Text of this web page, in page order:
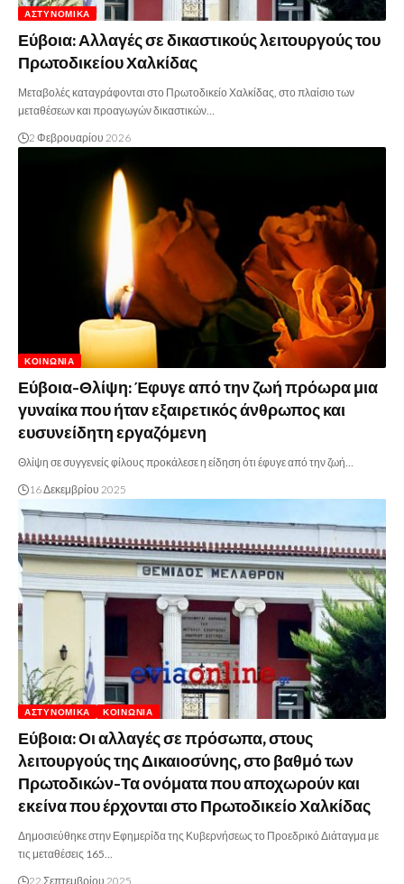
ΑΣΤΥΝΟΜΙΚΆ
Εύβοια: Αλλαγές σε δικαστικούς λειτουργούς του
Πρωτοδικείου Χαλκίδας
Μεταβολές καταγράφονται στο Πρωτοδικείο Χαλκίδας, στο πλαίσιο των
μεταθέσεων και προαγωγών δικαστικών…
2 Φεβρουαρίου 2026
ΚΟΙΝΩΝΊΑ
Εύβοια-Θλίψη: Έφυγε από την ζωή πρόωρα μια
γυναίκα που ήταν εξαιρετικός άνθρωπος και
ευσυνείδητη εργαζόμενη
Θλίψη σε συγγενείς φίλους προκάλεσε η είδηση ότι έφυγε από την ζωή…
16 Δεκεμβρίου 2025
ΑΣΤΥΝΟΜΙΚΆ ΚΟΙΝΩΝΊΑ
Εύβοια: Οι αλλαγές σε πρόσωπα, στους
λειτουργούς της Δικαιοσύνης, στο βαθμό των
Πρωτοδικών-Τα ονόματα που αποχωρούν και
εκείνα που έρχονται στο Πρωτοδικείο Χαλκίδας
Δημοσιεύθηκε στην Εφημερίδα της Κυβερνήσεως το Προεδρικό Διάταγμα με
τις μεταθέσεις 165…
22 Σεπτεμβρίου 2025